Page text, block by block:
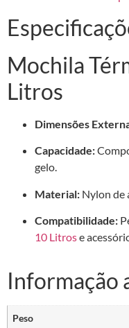
Mochila
Litros
Dimensões
Capacidade:
gelo.
Material: Nylon de
Compatibilidade:
10 Litrose
Informação
Peso